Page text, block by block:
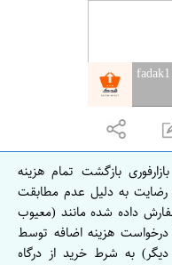
ف
ا
ن
ا
ص
ف
بازگشت تمام هزینه
به دلیل عدم مطابقت
داده شده مانند (معیوب
هزینه اضافه توسط
به شرط خرید از درگاه